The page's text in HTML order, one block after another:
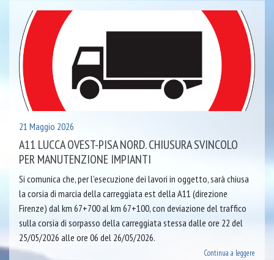
21 Maggio 2026
A11 LUCCA OVEST-PISA NORD. CHIUSURA SVINCOLO
PER MANUTENZIONE IMPIANTI
Si comunica che, per l’esecuzione dei lavori in oggetto, sarà chiusa
la corsia di marcia della carreggiata est della A11 (direzione
Firenze) dal km 67+700 al km 67+100, con deviazione del traffico
sulla corsia di sorpasso della carreggiata stessa dalle ore 22 del
25/05/2026 alle ore 06 del 26/05/2026.
Continua a leggere